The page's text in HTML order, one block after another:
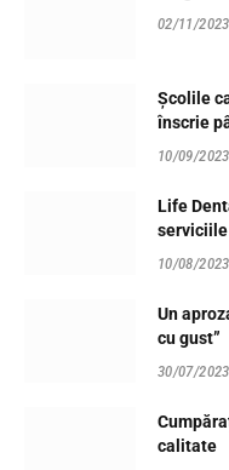
02/11/2023
Școlile
înscrie
10/09/2023
Life
de o
10/08/2023
Un
cu gust”
30/07/2023
calitate